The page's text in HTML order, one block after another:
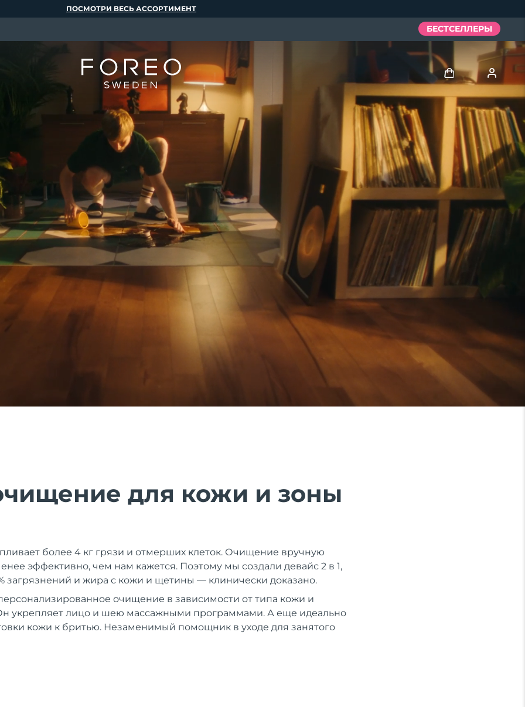
для кожи и зоны
более 4 кг грязи и отмерших клеток. Очищение вручную
эффективно, чем нам кажется. Поэтому мы создали девайс 2 в 1,
загрязнений и жира с кожи и щетины — клинически доказано.
очищение в зависимости от типа кожи и
укрепляет лицо и шею массажными программами. А еще идеально
кожи к бритью. Незаменимый помощник в уходе для занятого
ПОСМОТРИ ВЕСЬ АССОРТИМЕНТ
БЕСТСЕЛЛЕРЫ
Войти
Профиль пользователя
Мои приборы
Мои заказы
Мои адреса
Мои подписки